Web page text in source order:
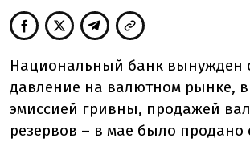
Национальный банк вынужден
давление на валютном рынке,
эмиссией гривны, продажей
резервов – в мае было продано